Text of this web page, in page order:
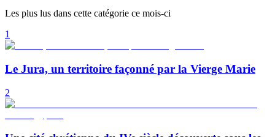
Les plus lus dans cette catégorie ce mois-ci
1
Le Jura, un territoire façonné par la Vierge Marie
2